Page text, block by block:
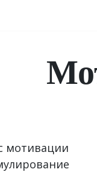
мотивации